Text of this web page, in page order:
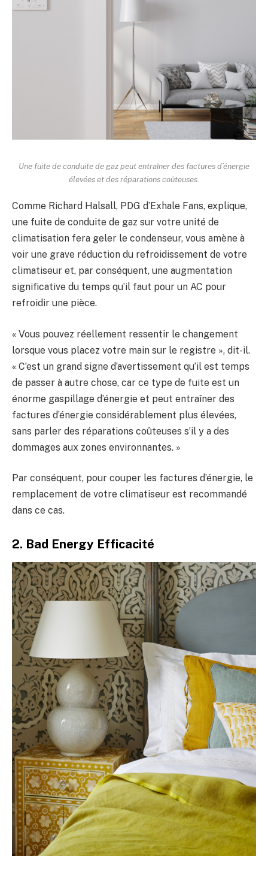
Une fuite de conduite de gaz peut entraîner des factures d’énergie
élevées et des réparations coûteuses.
Comme Richard Halsall, PDG d’Exhale Fans, explique,
une fuite de conduite de gaz sur votre unité de
climatisation fera geler le condenseur, vous amène à
voir une grave réduction du refroidissement de votre
climatiseur et, par conséquent, une augmentation
significative du temps qu’il faut pour un AC pour
refroidir une pièce.
« Vous pouvez réellement ressentir le changement
lorsque vous placez votre main sur le registre », dit-il.
« C’est un grand signe d’avertissement qu’il est temps
de passer à autre chose, car ce type de fuite est un
énorme gaspillage d’énergie et peut entraîner des
factures d’énergie considérablement plus élevées,
sans parler des réparations coûteuses s’il y a des
dommages aux zones environnantes. »
Par conséquent, pour couper les factures d’énergie, le
remplacement de votre climatiseur est recommandé
dans ce cas.
2. Bad Energy Efficacité